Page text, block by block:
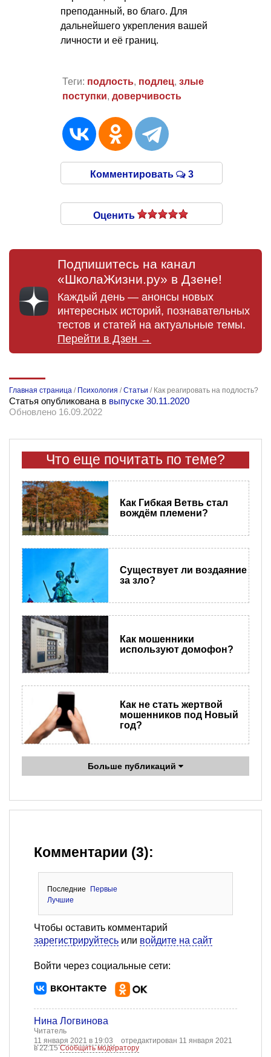
преподанный, во благо. Для
дальнейшего укрепления вашей
личности и её границ.
Теги: подлость, подлец, злые
поступки, доверчивость
Комментировать 3
Оценить
Подпишитесь на канал
«ШколаЖизни.ру» в Дзене!
Каждый день — анонсы новых
интересных историй, познавательных
тестов и статей на актуальные темы.
Перейти в Дзен →
Главная страница / Психология /Статьи / Как реагировать на подлость?
Статья опубликована в выпуске 30.11.2020
Обновлено 16.09.2022
Что еще почитать по теме?
Как Гибкая Ветвь стал
вождём племени?
Существует ли воздаяние
за зло?
Как мошенники
используют домофон?
Как не стать жертвой
мошенников под Новый
год?
Больше публикаций
Комментарии (3):
Последние
Первые
Лучшие
Чтобы оставить комментарий
зарегистрируйтесь или войдите на сайт
Войти через социальные сети:
Нина Логвинова
Читатель
11 января 2021 в 19:03
отредактирован 11 января 2021
в 22:15Сообщить модератору